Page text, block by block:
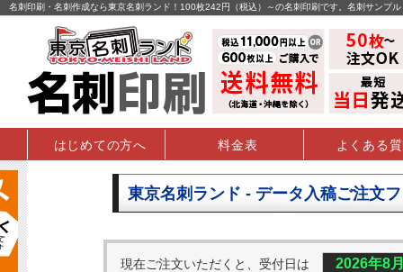
名刺印刷・名刺作成なら東京名刺ランド！100枚242円（税込）～の名刺印刷です。名刺サンプ
はじめての方へ 料金表 よくある
東京名刺ランド - データ入稿ご注文
現在ご注文いただくと、受付日は 2026年8